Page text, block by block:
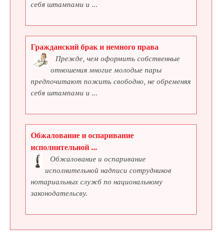
себя штампами и ...
Гражданский брак и немного права
Прежде, чем оформить собственные
отношения многие молодые пары
предпочитают пожить свободно, не обременяя
себя штампами и ...
Обжалование и оспаривание
исполнительной ...
Обжалование и оспаривание
исполнительной надписи сотрудников
нотариальных служб по национальному
законодательсву.